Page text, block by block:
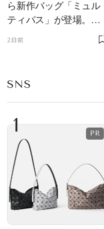
ら新作バッグ「ミュル
ティパス」が登場。ミ
ニサイズもラインナッ
2日前
SNS
1